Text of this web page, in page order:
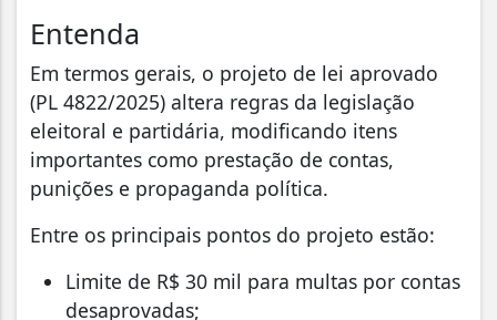
Entenda
Em termos gerais, o projeto de lei aprovado
(PL 4822/2025) altera regras da legislação
eleitoral e partidária, modificando itens
importantes como prestação de contas,
punições e propaganda política.
Entre os principais pontos do projeto estão:
Limite de R$ 30 mil para multas por contas
desaprovadas;